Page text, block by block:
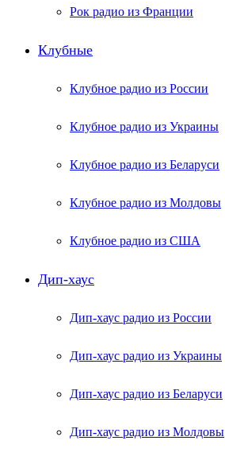
Рок радио из Франции
Клубные
Клубное радио из России
Клубное радио из Украины
Клубное радио из Беларуси
Клубное радио из Молдовы
Клубное радио из США
Дип-хаус
Дип-хаус радио из России
Дип-хаус радио из Украины
Дип-хаус радио из Беларуси
Дип-хаус радио из Молдовы